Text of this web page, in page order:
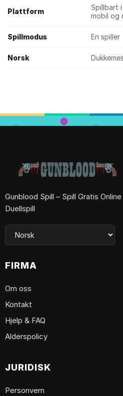
Plattform
Spillbart
mobil og
Spillmodus En spiller
Norsk
Gunblood Spill – Spill Gratis
Duellspill
FIRMA
Om oss
Kontakt
Hjelp & FAQ
Alderspolicy
JURIDISK
Personvern